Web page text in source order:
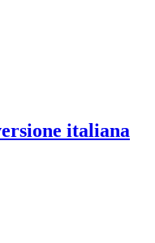
italiana